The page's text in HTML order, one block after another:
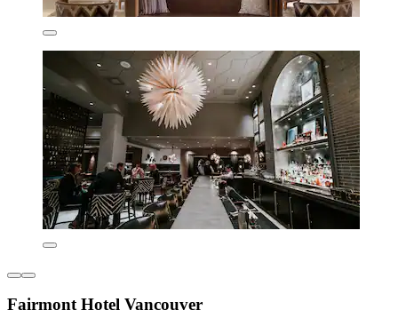
Fairmont Hotel Vancouver